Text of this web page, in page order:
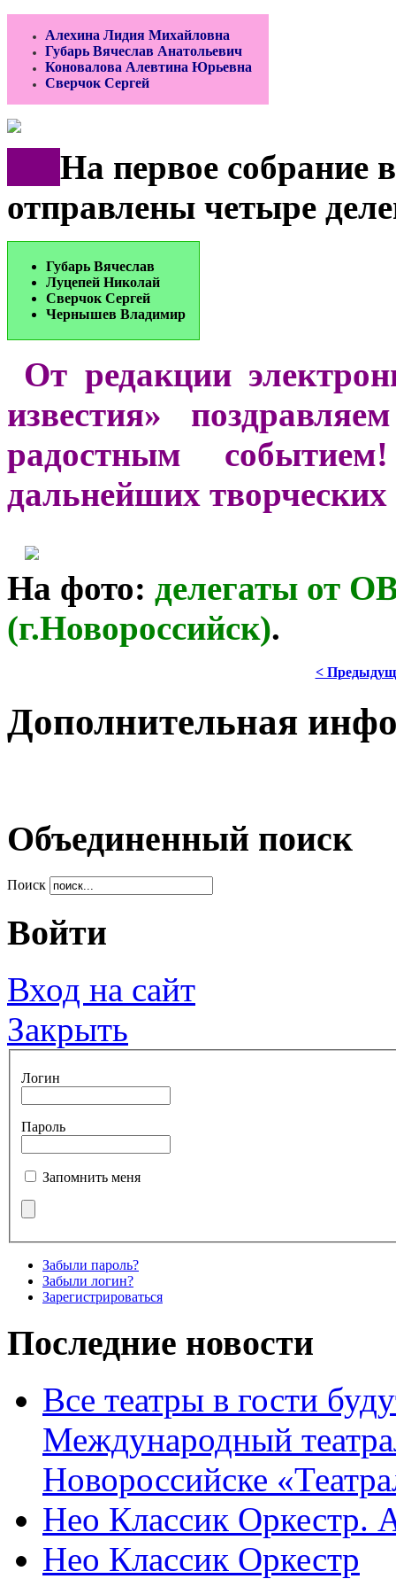
Алехина Лидия Михайловна
Губарь Вячеслав Анатольевич
Коновалова Алевтина Юрьевна
Сверчок Сергей
На первое собрание
отправлены четыре
Губарь Вячеслав
Луцепей Николай
Сверчок Сергей
Чернышев Владимир
От редакции
известия»
радостным
дальнейших творческих
На фото: делегаты от
(г.Новороссийск).
<
Дополнительная
Объединенный поиск
Поиск
Войти
Вход на сайт
Закрыть
Логин
Пароль
Запомнить меня
Забыли пароль?
Забыли логин?
Зарегистрироваться
Последние новости
Все театры в гости
Международный
Новороссийске
Нео Классик Оркестр.
Нео Классик Оркестр